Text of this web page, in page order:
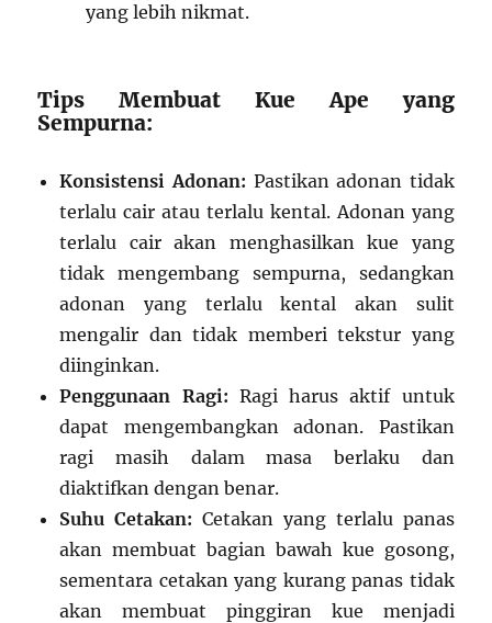
yang lebih nikmat.
Tips Membuat Kue Ape yang
Sempurna:
Konsistensi Adonan: Pastikan adonan tidak
terlalu cair atau terlalu kental. Adonan yang
terlalu cair akan menghasilkan kue yang
tidak mengembang sempurna, sedangkan
adonan yang terlalu kental akan sulit
mengalir dan tidak memberi tekstur yang
diinginkan.
Penggunaan Ragi: Ragi harus aktif untuk
dapat mengembangkan adonan. Pastikan
ragi masih dalam masa berlaku dan
diaktifkan dengan benar.
Suhu Cetakan: Cetakan yang terlalu panas
akan membuat bagian bawah kue gosong,
sementara cetakan yang kurang panas tidak
akan membuat pinggiran kue menjadi